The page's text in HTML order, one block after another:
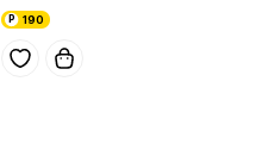
190